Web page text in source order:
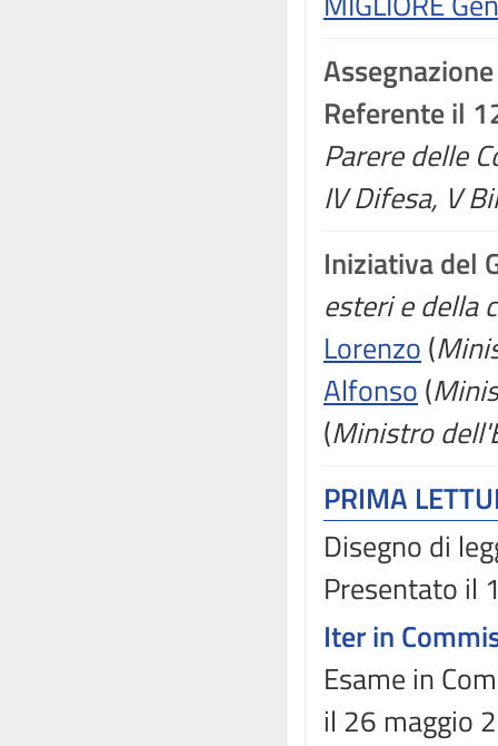
Assegnazione
Referente il
Parere delle
IV Difesa, V
Iniziativa del
esteri e della
Lorenzo (
Alfonso (
(Ministro
PRIMA
Disegno di
Presentato il
Iter in
Esame in
il 26 maggio